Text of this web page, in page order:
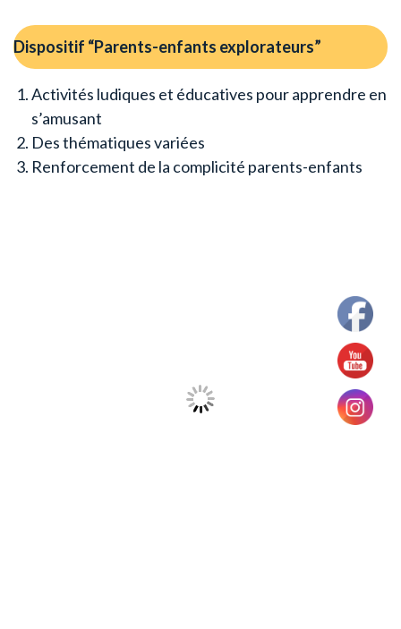
Dispositif “Parents-enfants explorateurs”
Activités ludiques et éducatives pour apprendre en
s’amusant
Des thématiques variées
Renforcement de la complicité parents-enfants